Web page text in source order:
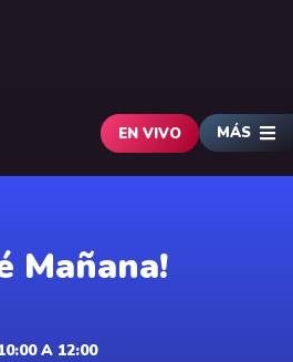
EN VIVO MÁS
Mañana!
A 12:00